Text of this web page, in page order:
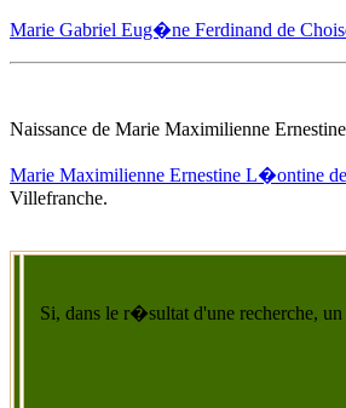
Marie Gabriel Eug�ne Ferdinand de
Naissance de Marie Maximilienne
Marie Maximilienne Ernestine L�ontine
Villefranche.
Si, dans le r�sultat d'une recherche,